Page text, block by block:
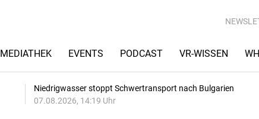
MEDIATHEK EVENTS PODCAST VR-WISSEN
Niedrigwasser stoppt Schwertransport nach Bulgarien
07.08.2026, 14:19 Uhr